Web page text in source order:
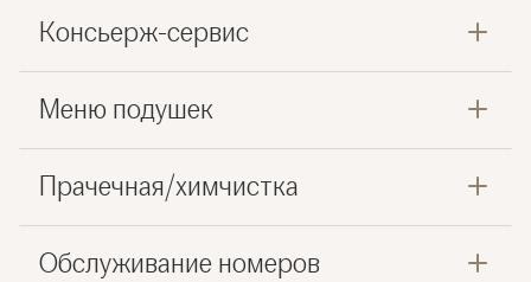
Консьерж-сервис
Меню подушек
Прачечная/химчистка
Обслуживание номеров